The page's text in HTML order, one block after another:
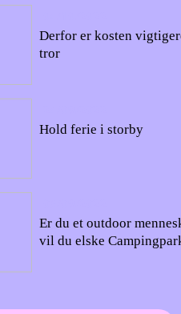
Derfor er kosten
tror
Hold ferie i storby
Er du et outdoor
vil du elske